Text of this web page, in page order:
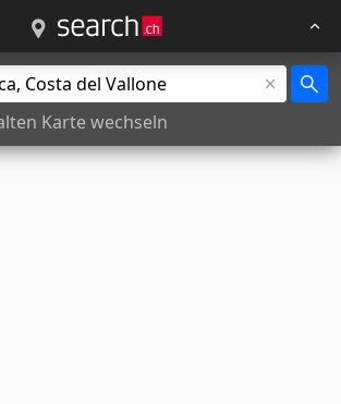
Karte wechseln